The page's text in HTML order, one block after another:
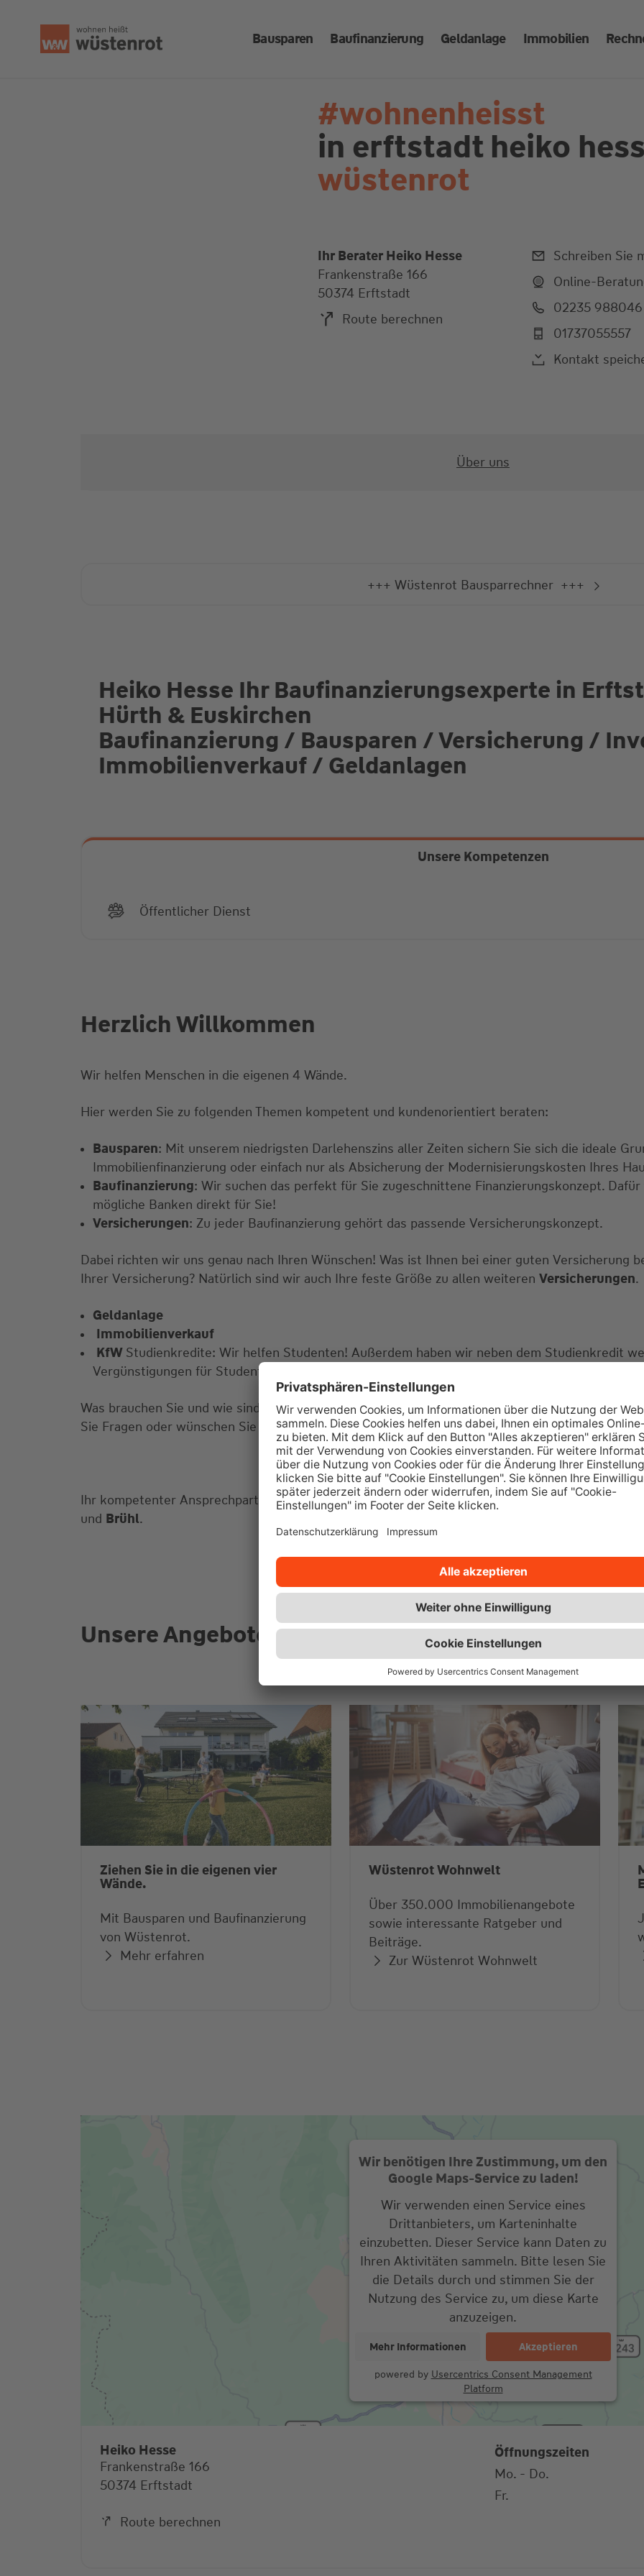
Bausparen Baufinanzierung Geldanlage Immobilien
#wohnenheisst
in erftstadt heiko
wüstenrot
Ihr Berater Heiko Hesse
Frankenstraße 166
50374 Erftstadt
Route berechnen
Schreiben Sie
Online-
02235 988046
01737055557
Kontakt
Über uns
+++ Wüstenrot Bausparrechner +++
Heiko Hesse Ihr Baufinanzierungsexperte in
Hürth & Euskirchen
Baufinanzierung / Bausparen / Versicherung /
Immobilienverkauf / Geldanlagen
Unsere Kompetenzen
Öffentlicher Dienst
Herzlich Willkommen
Wir helfen Menschen in die eigenen 4 Wände.
Hier werden Sie zu folgenden Themen kompetent und kundenorientiert beraten:
Bausparen: Mit unserem niedrigsten Darlehenszins aller Zeiten sichern Sie sich die ideale
Immobilienfinanzierung oder einfach nur als Absicherung der Modernisierungskosten Ihres
Baufinanzierung: Wir suchen das perfekt für Sie zugeschnittene Finanzierungskonzept.
mögliche Banken direkt für Sie!
Versicherungen: Zu jeder Baufinanzierung gehört das passende Versicherungskonzept.
Dabei richten wir uns genau nach Ihren Wünschen! Was ist Ihnen bei einer guten Versicherung
Ihrer Versicherung? Natürlich sind wir auch Ihre feste Größe zu allen weiteren Versicherungen.
Geldanlage
Immobilienverkauf
KfW Studienkredite: Wir helfen Studenten! Außerdem haben wir neben dem Studienkredit
Vergünstigungen für Studenten.
Was brauchen Sie und wie sind Ihre Vorstellungen? Lassen Sie uns doch gemeinsam über die
Sie Fragen oder wünschen Sie einen Beratungstermin? Dann rufen Sie gerne bei uns an oder
Ihr kompetenter Ansprechpartner mit über21Jahren Erfahrung in diesen Themen im Raum
und Brühl.
Unsere Angebote für Sie
Ziehen Sie in die eigenen vier
Wände.
Mit Bausparen und Baufinanzierung
von Wüstenrot.
Mehr erfahren
Wüstenrot Wohnwelt
Über 350.000 Immobilienangebote
sowie interessante Ratgeber und
Beiträge.
Zur Wüstenrot Wohnwelt
Wir benötigen Ihre Zustimmung, um den
Google Maps-Service zu laden!
Wir verwenden einen Service eines
Drittanbieters, um Karteninhalte
einzubetten. Dieser Service kann Daten zu
Ihren Aktivitäten sammeln. Bitte lesen Sie
die Details durch und stimmen Sie der
Nutzung des Service zu, um diese Karte
anzuzeigen.
Mehr Informationen Akzeptieren
powered by Usercentrics Consent Management
Platform
Heiko Hesse
Frankenstraße 166
50374 Erftstadt
Route berechnen
Öffnungszeiten
Mo. - Do.
Fr.